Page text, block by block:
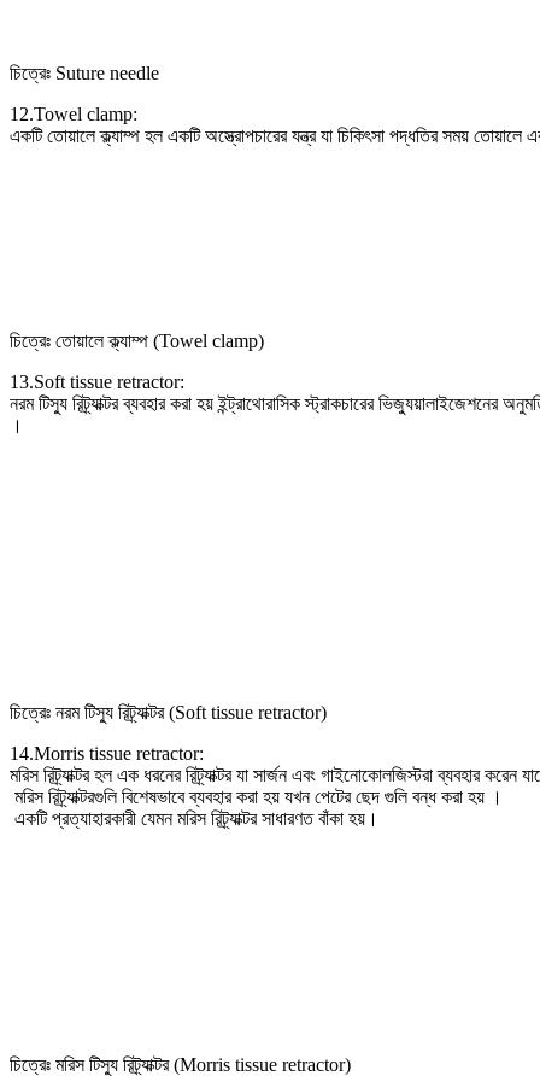
চিত্রেঃ Suture needle
12.Towel clamp:
একটি তোয়ালে ক্ল্যাম্প হল একটি অস্ত্রোপচারের যন্ত্র যা চিকিৎসা পদ্ধতির সময়
চিত্রেঃ তোয়ালে ক্ল্যাম্প (Towel clamp)
13.Soft tissue retractor:
নরম টিস্যু রিট্র্যাক্টর ব্যবহার করা হয় ইন্ট্রাথোরাসিক স্ট্রাকচারের ভিজ্যুয়ালাইজেশনের
।
চিত্রেঃ নরম টিস্যু রিট্র্যাক্টর (Soft tissue retractor)
14.Morris tissue retractor:
মরিস রিট্র্যাক্টর হল এক ধরনের রিট্র্যাক্টর যা সার্জন এবং গাইনোকোলজিস্টরা ব্যবহার
মরিস রিট্র্যাক্টরগুলি বিশেষভাবে ব্যবহার করা হয় যখন পেটের ছেদ গুলি বন্ধ করা হয় ।
একটি প্রত্যাহারকারী যেমন মরিস রিট্র্যাক্টর সাধারণত বাঁকা হয়।
চিত্রেঃ মরিস টিস্যু রিট্র্যাক্টর (Morris tissue retractor)